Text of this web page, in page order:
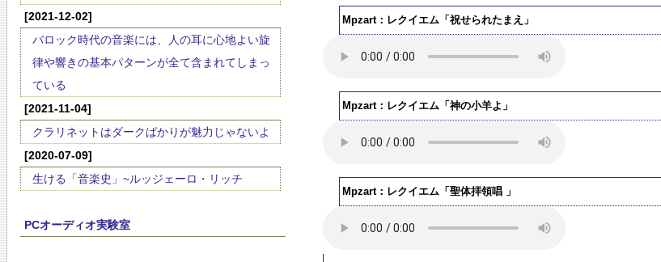
[2021-12-02]
バロック時代の音楽には、人の耳に心地よい旋
律や響きの基本パターンが全て含まれてしまっ
ている
[2021-11-04]
クラリネットはダークばかりが魅力じゃないよ
[2020-07-09]
生ける「音楽史」~ルッジェーロ・リッチ
PCオーディオ実験室
Mpzart：レクイエム「祝せられたまえ」
Mpzart：レクイエム「神の小羊よ」
Mpzart：レクイエム「聖体拝領唱 」